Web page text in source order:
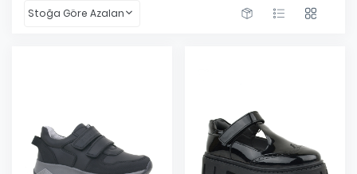
Stoğa Göre Azalan